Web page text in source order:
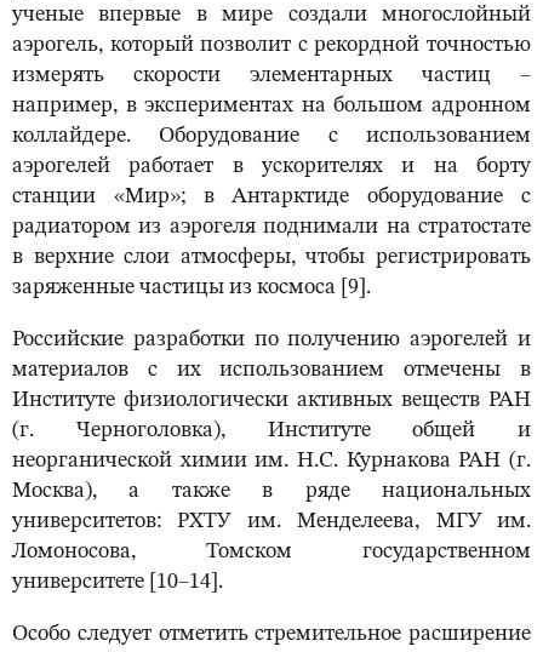
ученые впервые в мире создали многослойный
аэрогель, который позволит с рекордной точностью
измерять скорости элементарных частиц –
например, в экспериментах на большом адронном
коллайдере. Оборудование с использованием
аэрогелей работает в ускорителях и на борту
станции «Мир»; в Антарктиде оборудование с
радиатором из аэрогеля поднимали на стратостате
в верхние слои атмосферы, чтобы регистрировать
заряженные частицы из космоса [9].
Российские разработки по получению аэрогелей и
материалов с их использованием отмечены в
Институте физиологически активных веществ РАН
(г. Черноголовка), Институте общей и
неорганической химии им. Н.С. Курнакова РАН (г.
Москва), а также в ряде национальных
университетов: РХТУ им. Менделеева, МГУ им.
Ломоносова, Томском государственном
университете [10–14].
Особо следует отметить стремительное расширение